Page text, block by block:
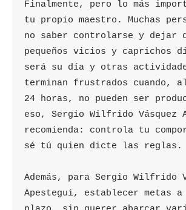
Finalmente, pero lo más
tu propio maestro. Muchas
no saber controlarse y dejar
pequeños vicios y caprichos
será su día y otras
terminan frustrados cuando,
24 horas, no pueden ser
eso, Sergio Wilfrido Vásquez
recomienda: controla tu
sé tú quien dicte las reglas.
Además, para Sergio Wilfrido
Apestegui, establecer metas